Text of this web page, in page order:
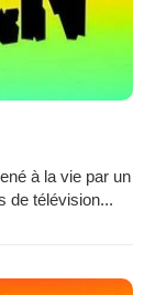
à la vie par un
de télévision...